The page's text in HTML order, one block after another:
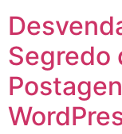
Segredo